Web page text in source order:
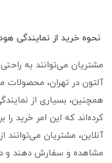
نحوه خرید از نمایندگی
مشتریان می‌توانند به
آلتون در تهران، محصولات
همچنین، بسیاری از
کرده‌اند که این امر خرید
آنلاین، مشتریان
مشاهده و سفارش دهند و